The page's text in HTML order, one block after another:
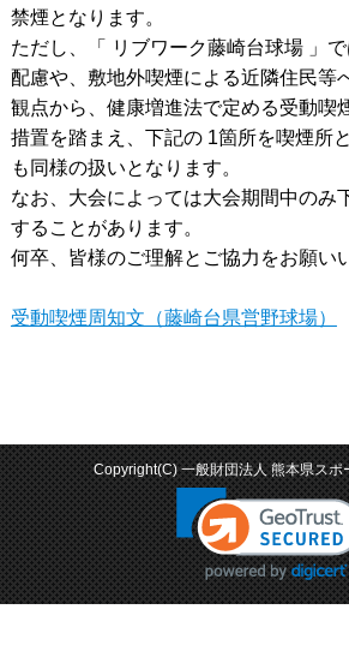
禁煙となります。
ただし、「 リブワーク藤崎台球場 」
配慮や、敷地外喫煙による近隣住民等
観点から、健康増進法で定める受動喫
措置を踏まえ、下記の 1箇所を喫煙所
も同様の扱いとなります。
なお、大会によっては大会期間中のみ
することがあります。
何卒、皆様のご理解とご協力をお願い
受動喫煙周知文（藤崎台県営野球場）
Copyright(C) 一般財団法人 熊本県スポ